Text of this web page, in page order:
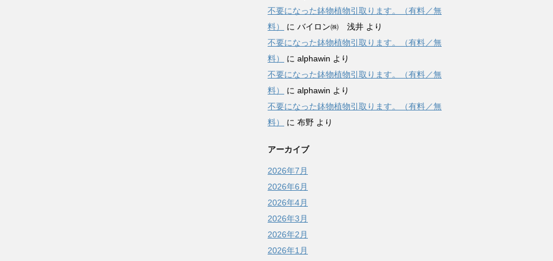
不要になった鉢物植物引取ります。（有料／無
料）
に バイロン㈱ 浅井 より
不要になった鉢物植物引取ります。（有料／無
料）
に alphawin より
不要になった鉢物植物引取ります。（有料／無
料）
に alphawin より
不要になった鉢物植物引取ります。（有料／無
料）
に 布野 より
アーカイブ
2026年7月
2026年6月
2026年4月
2026年3月
2026年2月
2026年1月